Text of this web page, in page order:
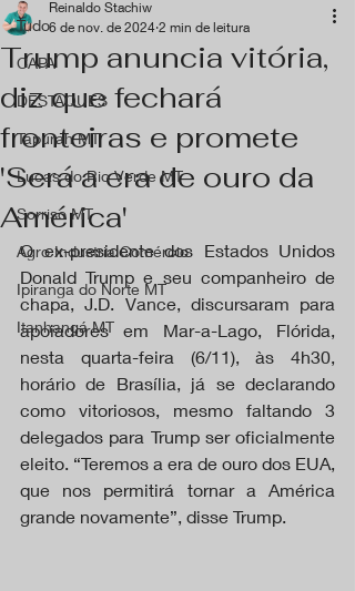
Tudo
CAPA
DESTAQUES
Tapurah MT
Lucas do Rio Verde MT
Sorriso MT
Agro Industria Comércio
Ipiranga do Norte MT
Itanhangá MT
Trump anuncia vitória,
diz que fechará
fronteiras e promete
'Será a era de ouro da
América'
Reinaldo Stachiw
6 de nov. de 2024 2 min de leitura
O ex-presidente dos Estados Unidos
Donald Trump e seu companheiro de
chapa, J.D. Vance, discursaram para
apoiadores em Mar-a-Lago, Flórida,
nesta quarta-feira (6/11), às 4h30,
horário de Brasília, já se declarando
como vitoriosos, mesmo faltando 3
delegados para Trump ser oficialmente
eleito. “Teremos a era de ouro dos EUA,
que nos permitirá tornar a América
grande novamente”, disse Trump.